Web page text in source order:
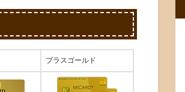
プラスゴールド